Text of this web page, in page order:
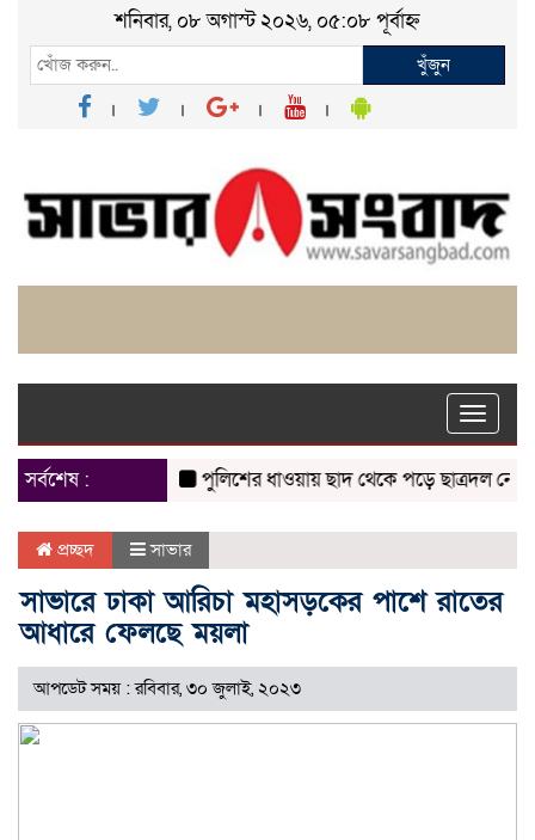
শনিবার, ০৮ অগাস্ট ২০২৬, ০৫:০৮ পূর্বাহ্ন
খুঁজুন
Toggle
সর্বশেষ :
পুলিশের ধাওয়ায় ছাদ থেকে পড়ে ছাত্রদল নেতা
প্রচ্ছদ সাভার
সাভারে ঢাকা আরিচা মহাসড়কের পাশে রাতের
আধারে ফেলছে ময়লা
আপডেট সময় : রবিবার, ৩০ জুলাই, ২০২৩